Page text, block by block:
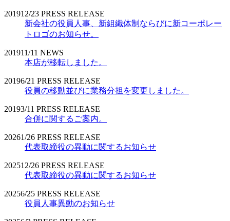
201912/23 PRESS RELEASE
新会社の役員人事、新組織体制ならびに新コーポレー
トロゴのお知らせ。
201911/11 NEWS
本店が移転しました。
20196/21 PRESS RELEASE
役員の移動並びに業務分担を変更しました。
20193/11 PRESS RELEASE
合併に関するご案内。
20261/26 PRESS RELEASE
代表取締役の異動に関するお知らせ
202512/26 PRESS RELEASE
代表取締役の異動に関するお知らせ
20256/25 PRESS RELEASE
役員人事異動のお知らせ